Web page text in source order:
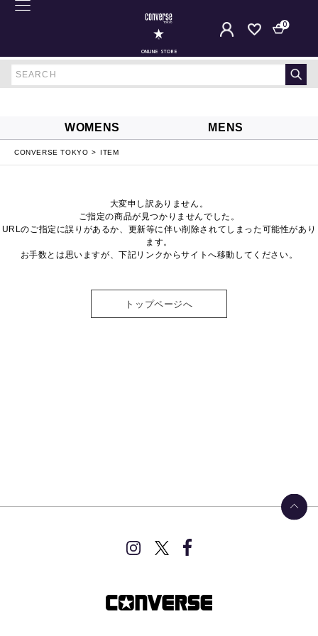
ONLINE STORE
0
WOMENS MENS
CONVERSE TOKYO ITEM
大変申し訳ありません。
ご指定の商品が見つかりませんでした。
URLのご指定に誤りがあるか、更新等に伴い削除されてしまった可能性があり
ます。
お手数とは思いますが、下記リンクからサイトへ移動してください。
トップページへ